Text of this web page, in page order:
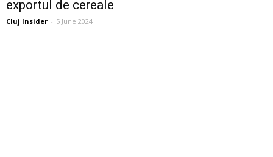
exportul de cereale
Cluj Insider - 5 June 2024